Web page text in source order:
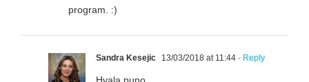
program. :)
Sandra Kesejic 13/03/2018 at 11:44 - Reply
Hvala puno.